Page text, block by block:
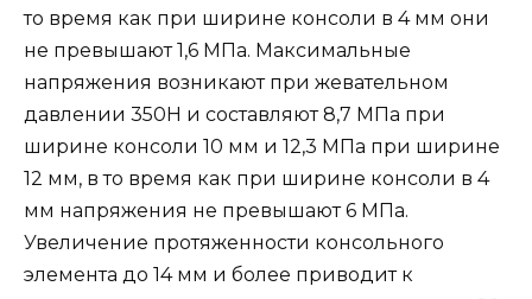
то время как при ширине консоли в 4 мм они
не превышают 1,6 МПа. Максимальные
напряжения возникают при жевательном
давлении 350Н и составляют 8,7 МПа при
ширине консоли 10 мм и 12,3 МПа при ширине
12 мм, в то время как при ширине консоли в 4
мм напряжения не превышают 6 МПа.
Увеличение протяженности консольного
элемента до 14 мм и более приводит к